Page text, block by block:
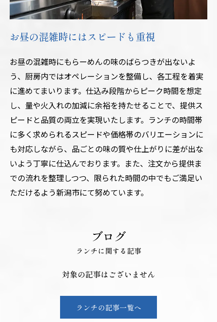
お昼の混雑時にはスピードも重視
お昼の混雑時にもらーめんの味のばらつきが出ないよ
う、厨房内ではオペレーションを整備し、各工程を着実
に進めてまいります。仕込み段階からピーク時間を想定
し、量や火入れの加減に余裕を持たせることで、提供ス
ピードと品質の両立を実現いたします。ランチの時間帯
に多く求められるスピードや価格帯のバリエーションに
も対応しながら、品ごとの味の質や仕上がりに差が出な
いよう丁寧に仕込んでおります。また、注文から提供ま
での流れを整理しつつ、限られた時間の中でもご満足い
ただけるよう新潟市にて努めています。
ブログ
ランチに関する記事
対象の記事はございません
ランチの記事一覧へ